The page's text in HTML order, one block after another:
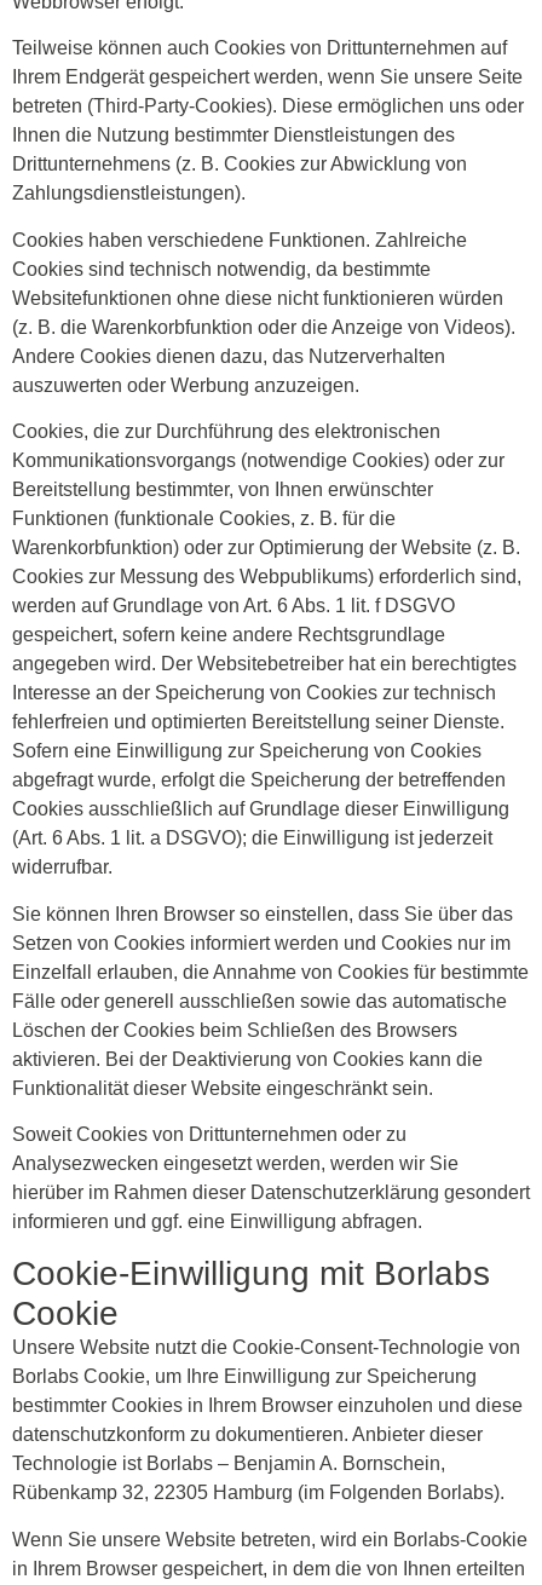
Teilweise können auch Cookies von Drittunternehmen auf
Ihrem Endgerät gespeichert werden, wenn Sie unsere Seite
betreten (Third-Party-Cookies). Diese ermöglichen uns oder
Ihnen die Nutzung bestimmter Dienstleistungen des
Drittunternehmens (z. B. Cookies zur Abwicklung von
Zahlungsdienstleistungen).
Cookies haben verschiedene Funktionen. Zahlreiche
Cookies sind technisch notwendig, da bestimmte
Websitefunktionen ohne diese nicht funktionieren würden
(z. B. die Warenkorbfunktion oder die Anzeige von Videos).
Andere Cookies dienen dazu, das Nutzerverhalten
auszuwerten oder Werbung anzuzeigen.
Cookies, die zur Durchführung des elektronischen
Kommunikationsvorgangs (notwendige Cookies) oder zur
Bereitstellung bestimmter, von Ihnen erwünschter
Funktionen (funktionale Cookies, z. B. für die
Warenkorbfunktion) oder zur Optimierung der Website (z. B.
Cookies zur Messung des Webpublikums) erforderlich sind,
werden auf Grundlage von Art. 6 Abs. 1 lit. f DSGVO
gespeichert, sofern keine andere Rechtsgrundlage
angegeben wird. Der Websitebetreiber hat ein berechtigtes
Interesse an der Speicherung von Cookies zur technisch
fehlerfreien und optimierten Bereitstellung seiner Dienste.
Sofern eine Einwilligung zur Speicherung von Cookies
abgefragt wurde, erfolgt die Speicherung der betreffenden
Cookies ausschließlich auf Grundlage dieser Einwilligung
(Art. 6 Abs. 1 lit. a DSGVO); die Einwilligung ist jederzeit
widerrufbar.
Sie können Ihren Browser so einstellen, dass Sie über das
Setzen von Cookies informiert werden und Cookies nur im
Einzelfall erlauben, die Annahme von Cookies für bestimmte
Fälle oder generell ausschließen sowie das automatische
Löschen der Cookies beim Schließen des Browsers
aktivieren. Bei der Deaktivierung von Cookies kann die
Funktionalität dieser Website eingeschränkt sein.
Soweit Cookies von Drittunternehmen oder zu
Analysezwecken eingesetzt werden, werden wir Sie
hierüber im Rahmen dieser Datenschutzerklärung gesondert
informieren und ggf. eine Einwilligung abfragen.
Cookie-Einwilligung mit Borlabs
Cookie
Unsere Website nutzt die Cookie-Consent-Technologie von
Borlabs Cookie, um Ihre Einwilligung zur Speicherung
bestimmter Cookies in Ihrem Browser einzuholen und diese
datenschutzkonform zu dokumentieren. Anbieter dieser
Technologie ist Borlabs – Benjamin A. Bornschein,
Rübenkamp 32, 22305 Hamburg (im Folgenden Borlabs).
Wenn Sie unsere Website betreten, wird ein Borlabs-Cookie
in Ihrem Browser gespeichert, in dem die von Ihnen erteilten